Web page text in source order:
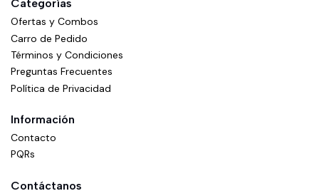
Categorías
Ofertas y Combos
Carro de Pedido
Términos y Condiciones
Preguntas Frecuentes
Política de Privacidad
Información
Contacto
PQRs
Contáctanos